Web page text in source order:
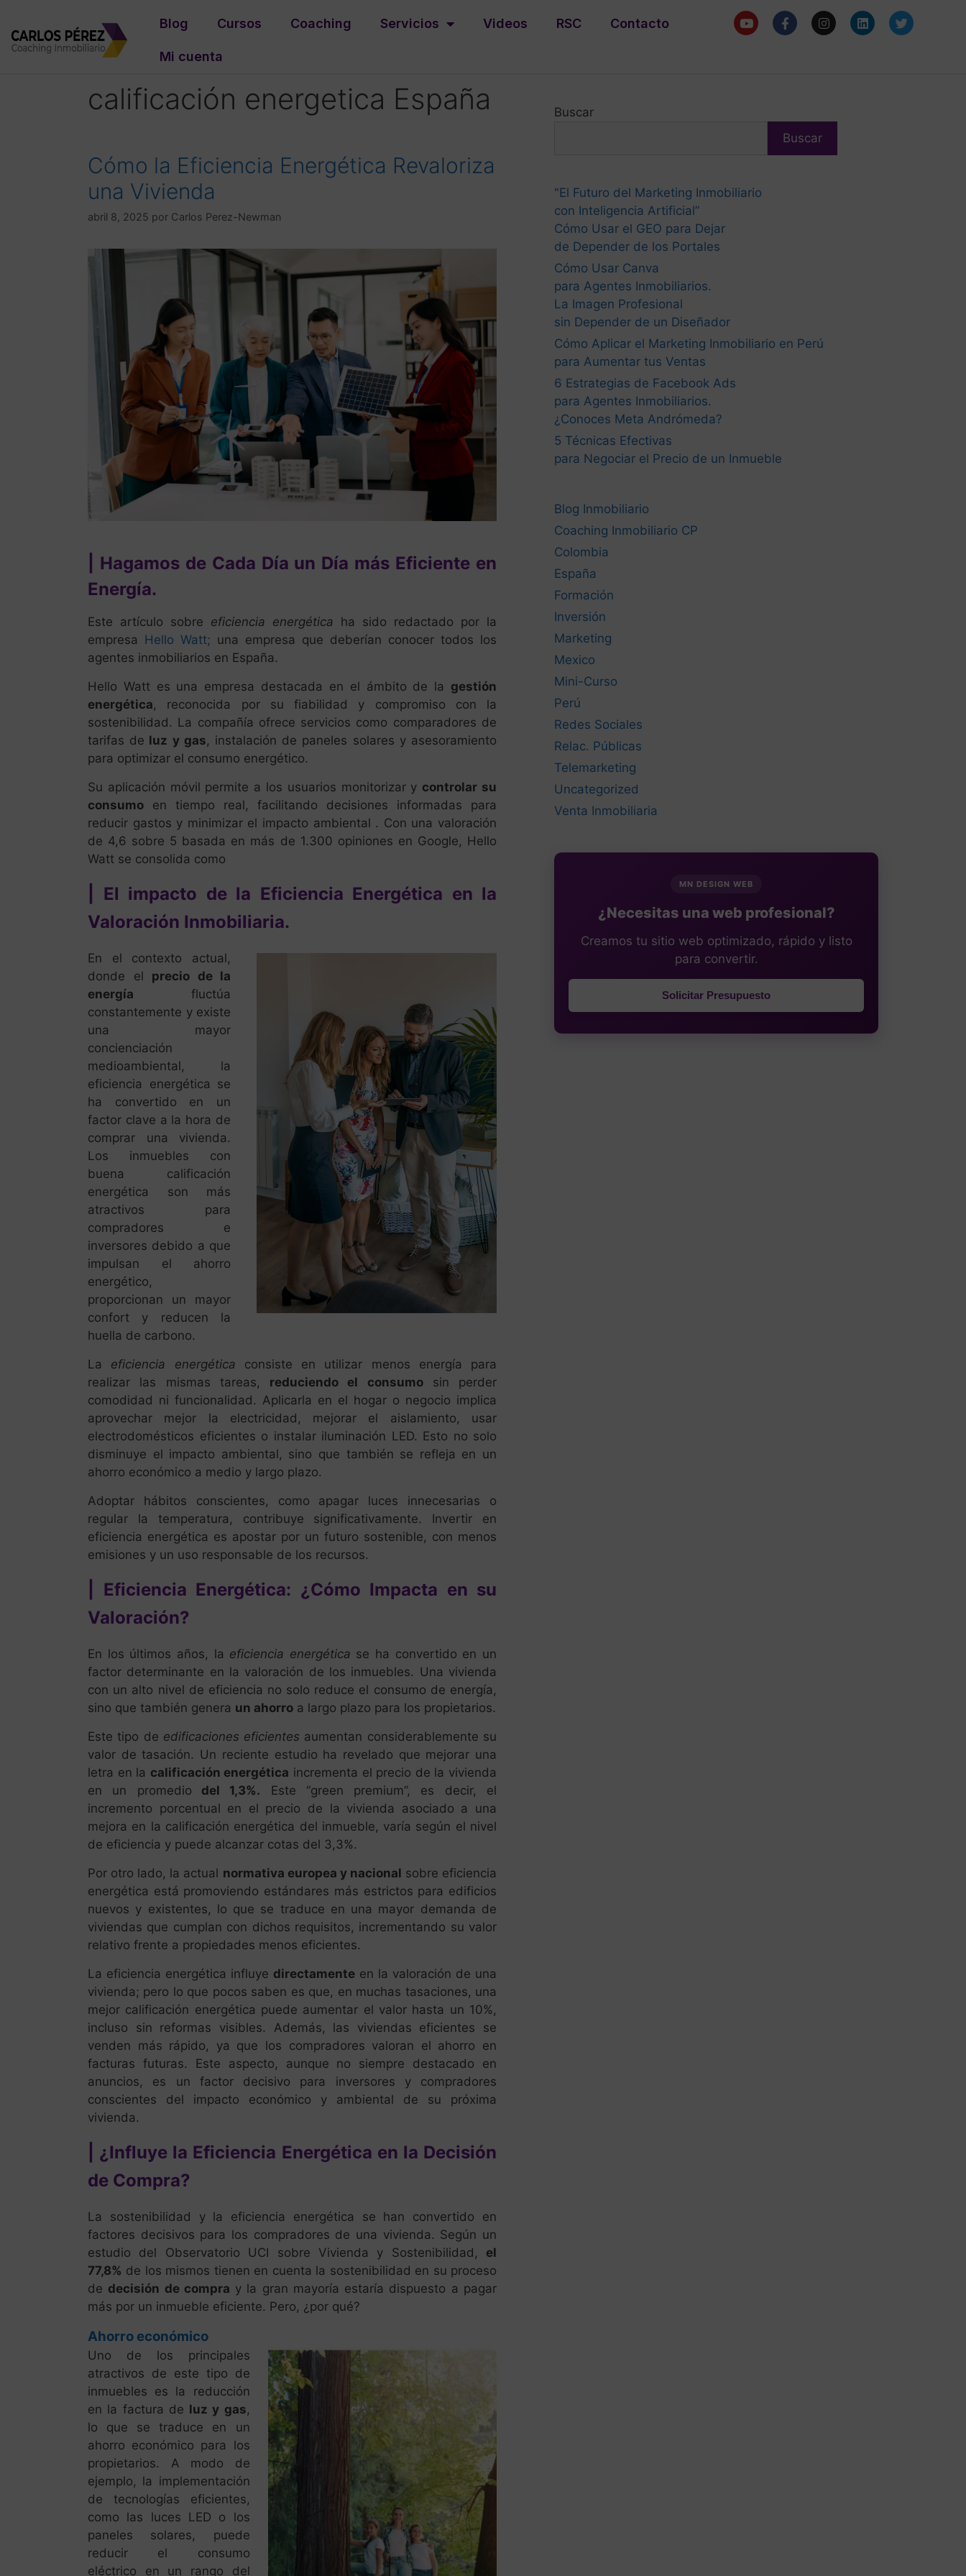
Blog Cursos Coaching Servicios Videos RSC Contacto
Mi cuenta
calificación energetica España
Cómo la Eficiencia Energética Revaloriza
una Vivienda
abril 8, 2025 por Carlos Perez-Newman
| Hagamos de Cada Día un Día más Eficiente en
Energía.
Este artículo sobre eficiencia energética ha sido redactado por la
empresa Hello Watt; una empresa que deberían conocer todos los
agentes inmobiliarios en España.
Hello Watt es una empresa destacada en el ámbito de la gestión
energética, reconocida por su fiabilidad y compromiso con la
sostenibilidad. La compañía ofrece servicios como comparadores de
tarifas de luz y gas, instalación de paneles solares y asesoramiento
para optimizar el consumo energético.
Su aplicación móvil permite a los usuarios monitorizar y controlar su
consumo en tiempo real, facilitando decisiones informadas para
reducir gastos y minimizar el impacto ambiental . Con una valoración
de 4,6 sobre 5 basada en más de 1.300 opiniones en Google, Hello
Watt se consolida como
| El impacto de la Eficiencia Energética en la
Valoración Inmobiliaria.
En el contexto actual,
donde el precio de la
energía fluctúa
constantemente y existe
una mayor
concienciación
medioambiental, la
eficiencia energética se
ha convertido en un
factor clave a la hora de
comprar una vivienda.
Los inmuebles con
buena calificación
energética son más
atractivos para
compradores e
inversores debido a que
impulsan el ahorro
energético,
proporcionan un mayor
confort y reducen la
huella de carbono.
La eficiencia energética consiste en utilizar menos energía para
realizar las mismas tareas, reduciendo el consumosin perder
comodidad ni funcionalidad. Aplicarla en el hogar o negocio implica
aprovechar mejor la electricidad, mejorar el aislamiento, usar
electrodomésticos eficientes o instalar iluminación LED. Esto no solo
disminuye el impacto ambiental, sino que también se refleja en un
ahorro económico a medio y largo plazo.
Adoptar hábitos conscientes, como apagar luces innecesarias o
regular la temperatura, contribuye significativamente. Invertir en
eficiencia energética es apostar por un futuro sostenible, con menos
emisiones y un uso responsable de los recursos.
| Eficiencia Energética: ¿Cómo Impacta en su
Valoración?
En los últimos años, la eficiencia energética se ha convertido en un
factor determinante en la valoración de los inmuebles. Una vivienda
con un alto nivel de eficiencia no solo reduce el consumo de energía,
sino que también genera un ahorro a largo plazo para los propietarios.
Este tipo de edificaciones eficientes aumentan considerablemente su
valor de tasación. Un reciente estudio ha revelado que mejorar una
letra en la calificación energética incrementa el precio de la vivienda
en un promedio del 1,3%. Este “green premium”, es decir, el
incremento porcentual en el precio de la vivienda asociado a una
mejora en la calificación energética del inmueble, varía según el nivel
de eficiencia y puede alcanzar cotas del 3,3%.
Por otro lado, la actual normativa europea y nacional sobre eficiencia
energética está promoviendo estándares más estrictos para edificios
nuevos y existentes, lo que se traduce en una mayor demanda de
viviendas que cumplan con dichos requisitos, incrementando su valor
relativo frente a propiedades menos eficientes.
La eficiencia energética influye directamente en la valoración de una
vivienda; pero lo que pocos saben es que, en muchas tasaciones, una
mejor calificación energética puede aumentar el valor hasta un 10%,
incluso sin reformas visibles. Además, las viviendas eficientes se
venden más rápido, ya que los compradores valoran el ahorro en
facturas futuras. Este aspecto, aunque no siempre destacado en
anuncios, es un factor decisivo para inversores y compradores
conscientes del impacto económico y ambiental de su próxima
vivienda.
| ¿Influye la Eficiencia Energética en la Decisión
de Compra?
La sostenibilidad y la eficiencia energética se han convertido en
factores decisivos para los compradores de una vivienda. Según un
estudio del Observatorio UCI sobre Vivienda y Sostenibilidad, el
77,8% de los mismos tienen en cuenta la sostenibilidad en su proceso
de decisión de compra y la gran mayoría estaría dispuesto a pagar
más por un inmueble eficiente. Pero, ¿por qué?
Ahorro económico
Uno de los principales
atractivos de este tipo de
inmuebles es la reducción
en la factura de luz y gas,
lo que se traduce en un
ahorro económico para los
propietarios. A modo de
ejemplo, la implementación
de tecnologías eficientes,
como las luces LED o los
paneles solares, puede
reducir el consumo
eléctrico en un rango del
Buscar
Buscar
"El Futuro del Marketing Inmobiliario
con Inteligencia Artificial”
Cómo Usar el GEO para Dejar
de Depender de los Portales
Cómo Usar Canva
para Agentes Inmobiliarios.
La Imagen Profesional
sin Depender de un Diseñador
Cómo Aplicar el Marketing Inmobiliario en Perú
para Aumentar tus Ventas
6 Estrategias de Facebook Ads
para Agentes Inmobiliarios.
¿Conoces Meta Andrómeda?
5 Técnicas Efectivas
para Negociar el Precio de un Inmueble
Blog Inmobiliario
Coaching Inmobiliario CP
Colombia
España
Formación
Inversión
Marketing
Mexico
Mini-Curso
Perú
Redes Sociales
Relac. Públicas
Telemarketing
Uncategorized
Venta Inmobiliaria
MN DESIGN WEB
¿Necesitas una web profesional?
Creamos tu sitio web optimizado, rápido y listo
para convertir.
Solicitar Presupuesto